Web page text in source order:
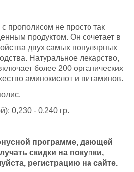
прополисом не просто так
продуктом. Он сочетает в
двух самых популярных
Натуральное лекарство,
более 200 органических
аминокислот и витаминов.
0,230 - 0,240 гр.
программе, дающей
скидки на покупки,
регистрацию на сайте.